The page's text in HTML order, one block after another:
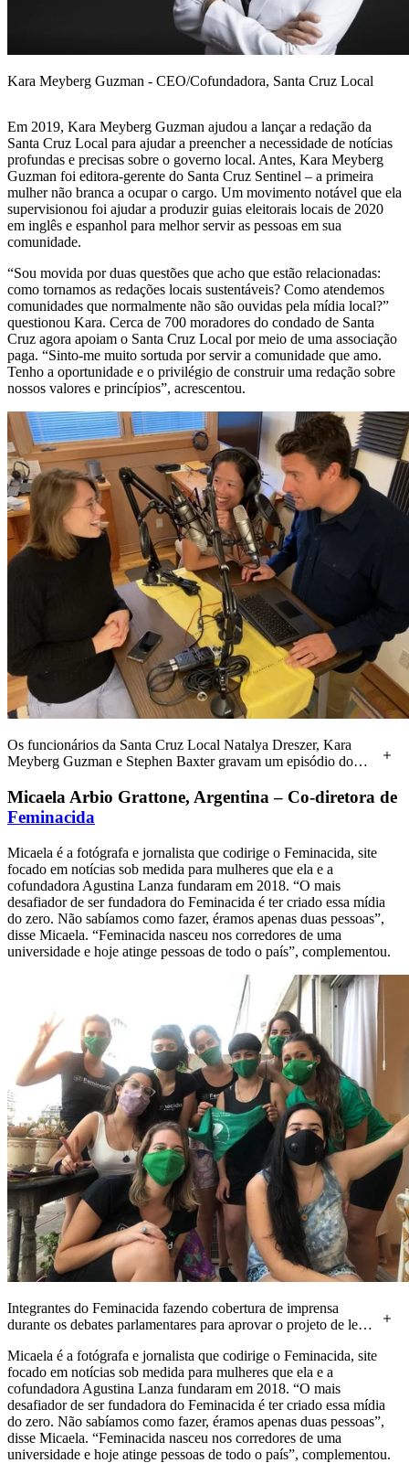
Kara Meyberg Guzman - CEO/Cofundadora, Santa Cruz Local
Em 2019, Kara Meyberg Guzman ajudou a lançar a redação da
Santa Cruz Local para ajudar a preencher a necessidade de notícias
profundas e precisas sobre o governo local. Antes, Kara Meyberg
Guzman foi editora-gerente do Santa Cruz Sentinel – a primeira
mulher não branca a ocupar o cargo. Um movimento notável que ela
supervisionou foi ajudar a produzir guias eleitorais locais de 2020
em inglês e espanhol para melhor servir as pessoas em sua
comunidade.
“Sou movida por duas questões que acho que estão relacionadas:
como tornamos as redações locais sustentáveis? Como atendemos
comunidades que normalmente não são ouvidas pela mídia local?”
questionou Kara. Cerca de 700 moradores do condado de Santa
Cruz agora apoiam o Santa Cruz Local por meio de uma associação
paga. “Sinto-me muito sortuda por servir a comunidade que amo.
Tenho a oportunidade e o privilégio de construir uma redação sobre
nossos valores e princípios”, acrescentou.
Os funcionários da Santa Cruz Local Natalya Dreszer, Kara
Meyberg Guzman e Stephen Baxter gravam um episódio do
Cruz Local)
Micaela Arbio Grattone, Argentina – Co-diretora de
Feminacida
Micaela é a fotógrafa e jornalista que codirige o Feminacida, site
focado em notícias sob medida para mulheres que ela e a
cofundadora Agustina Lanza fundaram em 2018. “O mais
desafiador de ser fundadora do Feminacida é ter criado essa mídia
do zero. Não sabíamos como fazer, éramos apenas duas pessoas”,
disse Micaela. “Feminacida nasceu nos corredores de uma
universidade e hoje atinge pessoas de todo o país”, complementou.
Integrantes do Feminacida fazendo cobertura de imprensa
durante os debates parlamentares para aprovar o projeto de lei
Micaela é a fotógrafa e jornalista que codirige o Feminacida, site
focado em notícias sob medida para mulheres que ela e a
cofundadora Agustina Lanza fundaram em 2018. “O mais
desafiador de ser fundadora do Feminacida é ter criado essa mídia
do zero. Não sabíamos como fazer, éramos apenas duas pessoas”,
disse Micaela. “Feminacida nasceu nos corredores de uma
universidade e hoje atinge pessoas de todo o país”, complementou.